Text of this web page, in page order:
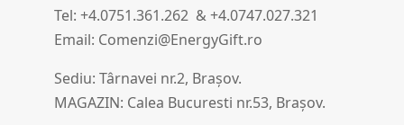
Tel: +4.0751.361.262 & +4.0747.027.321
Email: Comenzi@EnergyGift.ro
Sediu: Târnavei nr.2, Brașov.
MAGAZIN: Calea Bucuresti nr.53, Brașov.